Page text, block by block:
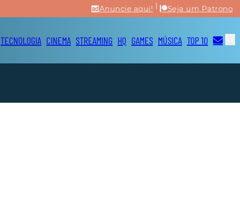
Anuncie aqui! | Seja um Patrono
TECNOLOGIA CINEMA STREAMING HQ GAMES MÚSICA TOP 10